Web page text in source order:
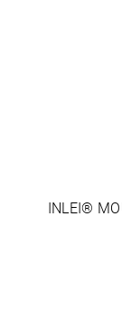
INLEI®